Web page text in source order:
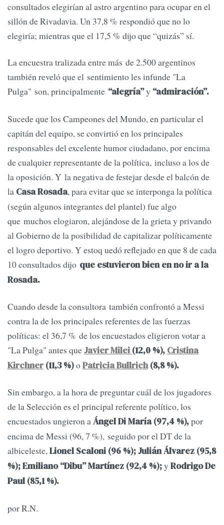
consultados elegirían al astro argentino para ocupar en el
sillón de Rivadavia. Un 37,8 % respondió que no lo
elegiría; mientras que el 17,5 % dijo que “quizás” sí.
La encuestra tralizada entre más de 2.500 argentinos
también reveló que el sentimiento les infunde "La
Pulga" son, principalmente “alegría”y “admiración”.
Sucede que los Campeones del Mundo, en particular el
capitán del equipo, se convirtió en los principales
responsables del excelente humor ciudadano, por encima
de cualquier representante de la política, incluso a los de
la oposición. Y la negativa de festejar desde el balcón de
la Casa Rosada, para evitar que se interponga la política
(según algunos integrantes del plantel) fue algo
que muchos elogiaron, alejándose de la grieta y privando
al Gobierno de la posibilidad de capitalizar políticamente
el logro deportivo. Y estoq uedó reflejado en que 8 de cada
10 consultados dijo que estuvieron bien en no ir a la
Rosada.
Cuando desde la consultora también confrontó a Messi
contra la de los principales referentes de las fuerzas
políticas: el 36,7 % de los encuestados eligieron votar a
"La Pulga" antes queJavier Milei (12,0 %), Cristina
Kirchner (11,3 %)oPatricia Bullrich(8,8 %).
Sin embargo, a la hora de preguntar cuál de los jugadores
de la Selección es el principal referente político, los
encuestados ungieron aÁngel Di María (97,4 %),por
encima de Messi (96, 7 %), seguido por el DT de la
albiceleste,Lionel Scaloni (96 %); Julián Álvarez (95,8
%); Emiliano “Dibu” Martínez (92,4 %);y Rodrigo De
Paul (85,1 %).
por R.N.